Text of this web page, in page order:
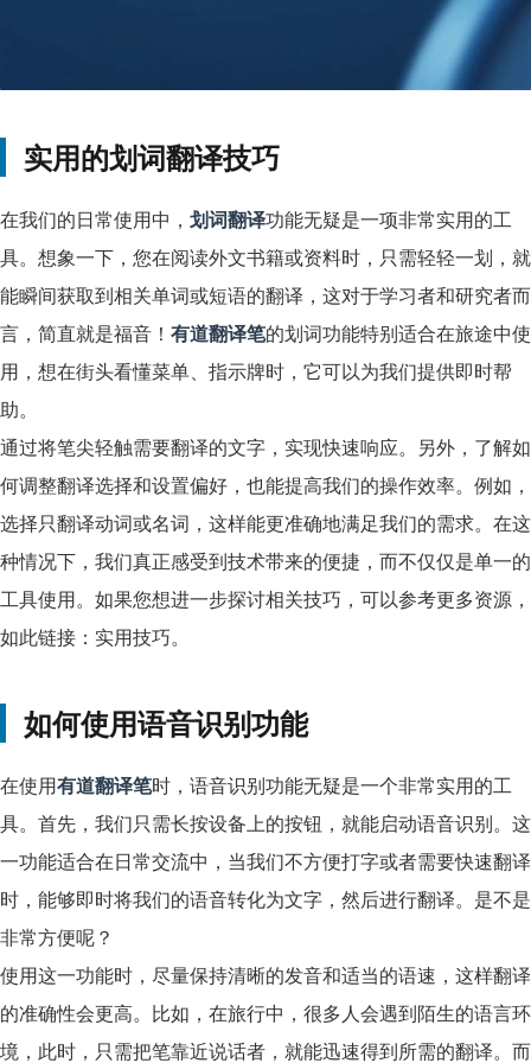
实用的划词翻译技巧
在我们的日常使用中， 划词翻译功能无疑是一项非常实用的工
具。想象一下，您在阅读外文书籍或资料时，只需轻轻一划，就
能瞬间获取到相关单词或短语的翻译，这对于学习者和研究者而
言，简直就是福音！ 有道翻译笔的划词功能特别适合在旅途中使
用，想在街头看懂菜单、指示牌时，它可以为我们提供即时帮
助。
通过将笔尖轻触需要翻译的文字，实现快速响应。另外，了解如
何调整翻译选择和设置偏好，也能提高我们的操作效率。例如，
选择只翻译动词或名词，这样能更准确地满足我们的需求。在这
种情况下，我们真正感受到技术带来的便捷，而不仅仅是单一的
工具使用。如果您想进一步探讨相关技巧，可以参考更多资源，
如此链接：实用技巧。
如何使用语音识别功能
在使用有道翻译笔时，语音识别功能无疑是一个非常实用的工
具。首先，我们只需长按设备上的按钮，就能启动语音识别。这
一功能适合在日常交流中，当我们不方便打字或者需要快速翻译
时，能够即时将我们的语音转化为文字，然后进行翻译。是不是
非常方便呢？
使用这一功能时，尽量保持清晰的发音和适当的语速，这样翻译
的准确性会更高。比如，在旅行中，很多人会遇到陌生的语言环
境，此时，只需把笔靠近说话者，就能迅速得到所需的翻译。而